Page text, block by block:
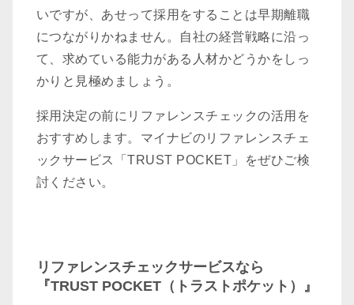
いですが、あせって採用をすることは早期離職
につながりかねません。自社の経営戦略に沿っ
て、求めている能力がある人材かどうかをしっ
かりと見極めましょう。
採用決定の前にリファレンスチェックの活用を
おすすめします。マイナビのリファレンスチェ
ックサービス「TRUST POCKET」をぜひご検
討ください。
リファレンスチェックサービスなら
『TRUST POCKET（トラストポケット）』